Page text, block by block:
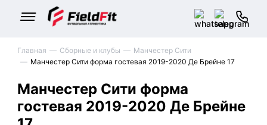
Главная Сборные и клубы
Манчестер Сити
Манчестер Сити форма гостевая 2019-2020 Де Брейне 17
Манчестер Сити форма
гостевая 2019-2020 Де Брейне